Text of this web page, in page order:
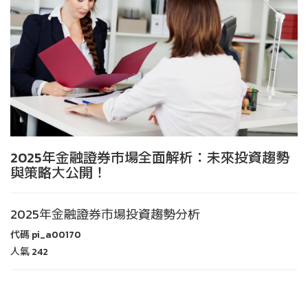
2025年金融證券市場全面解析：未來投資趨勢
與策略大公開！
2025年金融證券市場投資趨勢分析
代碼pi_a00170
人氣242